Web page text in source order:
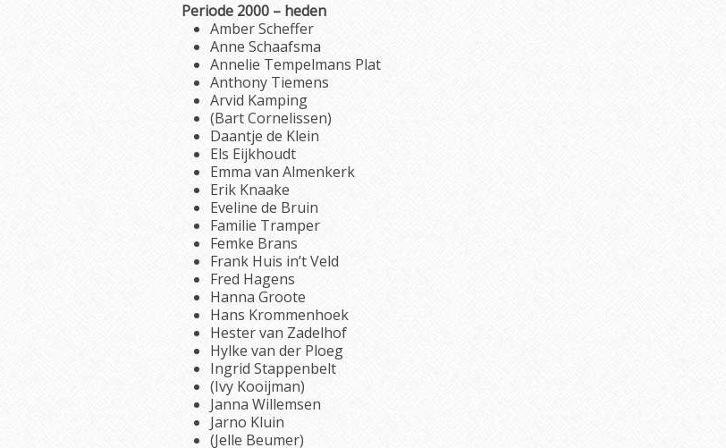
Periode 2000 – heden
Amber Scheffer
Anne Schaafsma
Annelie Tempelmans Plat
Anthony Tiemens
Arvid Kamping
(Bart Cornelissen)
Daantje de Klein
Els Eijkhoudt
Emma van Almenkerk
Erik Knaake
Eveline de Bruin
Familie Tramper
Femke Brans
Frank Huis in’t Veld
Fred Hagens
Hanna Groote
Hans Krommenhoek
Hester van Zadelhof
Hylke van der Ploeg
Ingrid Stappenbelt
(Ivy Kooijman)
Janna Willemsen
Jarno Kluin
(Jelle Beumer)